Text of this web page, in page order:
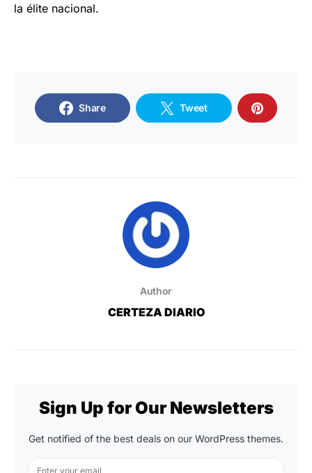
la élite nacional.
Share Tweet
Author
CERTEZA DIARIO
Sign Up for Our Newsletters
Get notified of the best deals on our WordPress themes.